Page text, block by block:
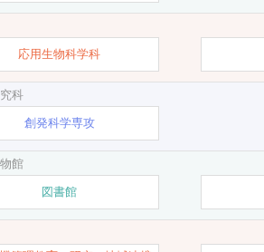
応用生物科学科
科
創発科学専攻
館
図書館